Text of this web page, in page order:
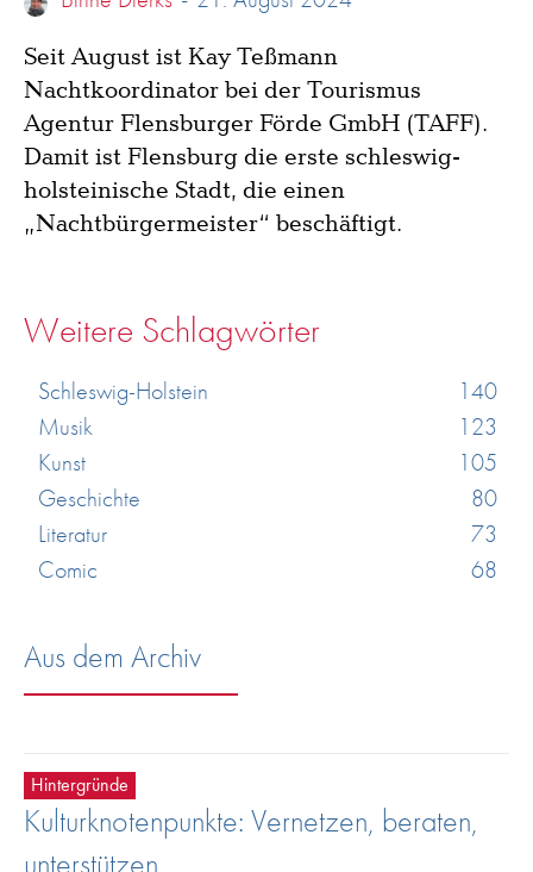
Seit August ist Kay Teßmann
Nachtkoordinator bei der Tourismus
Agentur Flensburger Förde GmbH (TAFF).
Damit ist Flensburg die erste schleswig-
holsteinische Stadt, die einen
„Nachtbürgermeister“ beschäftigt.
Weitere Schlagwörter
Schleswig-Holstein
140
Musik
123
Kunst
105
Geschichte
80
Literatur
73
Comic
68
Aus dem Archiv
Hintergründe
Kulturknotenpunkte: Vernetzen, beraten,
unterstützen